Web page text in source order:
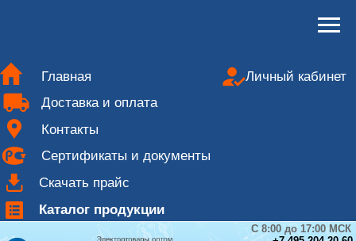
Доставка и оплата
Сертификаты и документы
Скачать прайс
Каталог продукции